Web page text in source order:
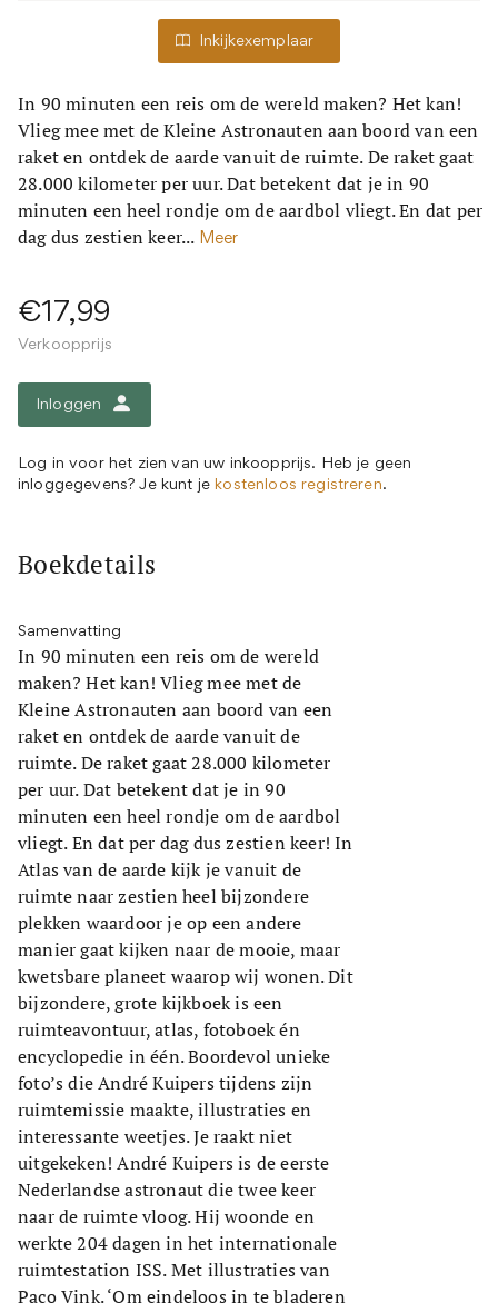
Inkijkexemplaar
In 90 minuten een reis om de wereld maken? Het kan!
Vlieg mee met de Kleine Astronauten aan boord van een
raket en ontdek de aarde vanuit de ruimte. De raket gaat
28.000 kilometer per uur. Dat betekent dat je in 90
minuten een heel rondje om de aardbol vliegt. En dat per
dag dus zestien keer... Meer
€17,99
Verkoopprijs
Inloggen
Log in voor het zien van uw inkoopprijs. Heb je geen
inloggegevens? Je kunt je kostenloos registreren.
Boekdetails
Samenvatting
In 90 minuten een reis om de wereld
maken? Het kan! Vlieg mee met de
Kleine Astronauten aan boord van een
raket en ontdek de aarde vanuit de
ruimte. De raket gaat 28.000 kilometer
per uur. Dat betekent dat je in 90
minuten een heel rondje om de aardbol
vliegt. En dat per dag dus zestien keer! In
Atlas van de aarde kijk je vanuit de
ruimte naar zestien heel bijzondere
plekken waardoor je op een andere
manier gaat kijken naar de mooie, maar
kwetsbare planeet waarop wij wonen. Dit
bijzondere, grote kijkboek is een
ruimteavontuur, atlas, fotoboek én
encyclopedie in één. Boordevol unieke
foto’s die André Kuipers tijdens zijn
ruimtemissie maakte, illustraties en
interessante weetjes. Je raakt niet
uitgekeken! André Kuipers is de eerste
Nederlandse astronaut die twee keer
naar de ruimte vloog. Hij woonde en
werkte 204 dagen in het internationale
ruimtestation ISS. Met illustraties van
Paco Vink. ‘Om eindeloos in te bladeren